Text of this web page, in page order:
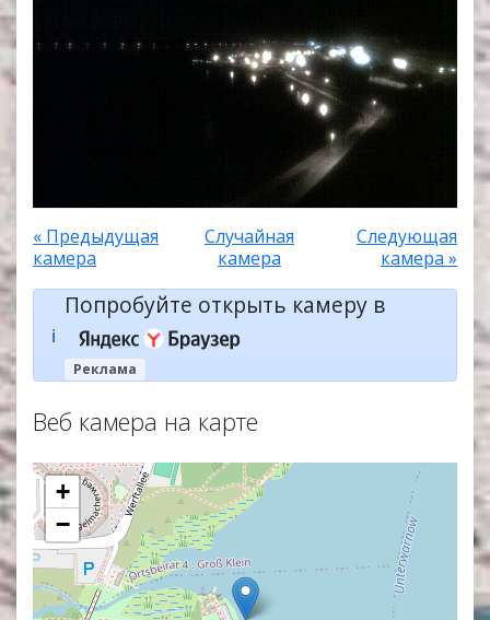
« Предыдущая
камера
Случайная
камера
Следующая
камера »
ℹ️
Попробуйте открыть камеру в
Реклама
Веб камера на карте
+
−